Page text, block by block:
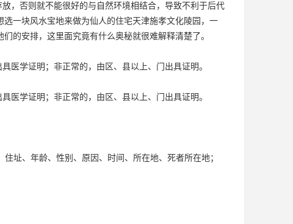
，否则就不能很好的与自然环境相结合，导致不利于后代
一块风水宝地来做为仙人的住宅天津施孝文化陵园 ，一
的安排，这里面究竟有什么奥秘就很难解释清楚了。
医学证明；非正常的，由区、县以上、门出具证明。
医学证明；非正常的，由区、县以上、门出具证明。
址、年龄、性别、原因、时间、所在地、死者所在地；